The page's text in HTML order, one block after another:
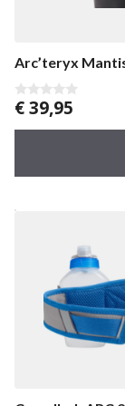
Arc’teryx
0
v
a
€39,95